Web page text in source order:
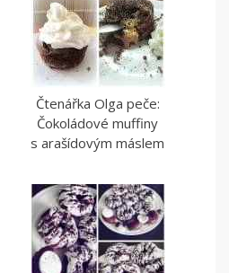
Čtenářka Olga peče:
Čokoládové muffiny
s arašídovým máslem